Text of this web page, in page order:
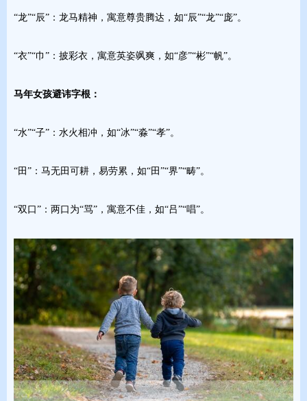
“龙”“辰”：龙马精神，寓意尊贵腾达，如“辰”“龙”“庞”。
“衣”“巾”：披彩衣，寓意英姿飒爽，如“彦”“彬”“帆”。
马年女孩避讳字根：
“水”“子”：水火相冲，如“冰”“淼”“孝”。
“田”：马无田可耕，易劳累，如“田”“界”“畴”。
“双口”：两口为“骂”，寓意不佳，如“吕”“唱”。